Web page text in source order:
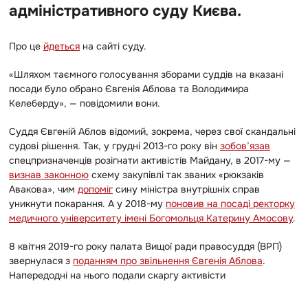
адміністративного суду Києва.
Про це йдеться на сайті суду.
«Шляхом таємного голосування зборами суддів на вказані
посади було обрано Євгенія Аблова та Володимира
Келеберду», — повідомили вони.
Суддя Євгеній Аблов відомий, зокрема, через свої скандальні
судові рішення. Так, у грудні 2013-го року він зобов’язав
спецпризначенців розігнати активістів Майдану, в 2017-му —
визнав законною схему закупівлі так званих «рюкзаків
Авакова», чим допоміг сину міністра внутрішніх справ
уникнути покарання. А у 2018-му поновив на посаді ректорку
медичного університету імені Богомольця Катерину Амосову.
8 квітня 2019-го року палата Вищої ради правосуддя (ВРП)
звернулася з поданням про звільнення Євгенія Аблова.
Напередодні на нього подали скаргу активісти